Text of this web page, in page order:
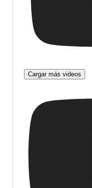
Cargar más videos